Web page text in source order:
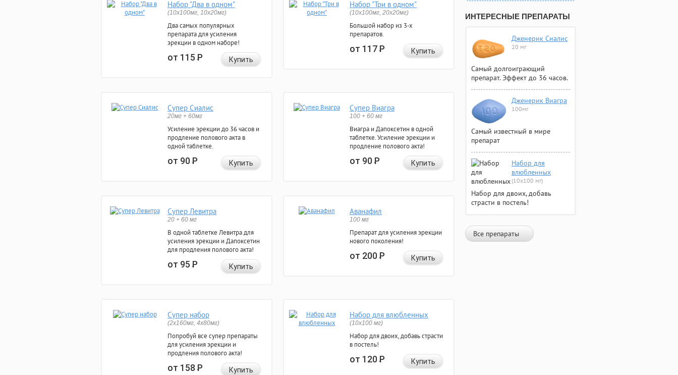
Набор "Два в одном"
(10x100мг, 10x20мг)
Два самых популярных
препарата для усиления
эрекции в одном наборе!
от 115Р Купить
Набор "Три в одном"
(10x100мг, 20x20мг)
Большой набор из 3-х
препаратов.
от 117Р Купить
Супер Сиалис
20мг + 60мг
Усиление эрекции до 36 часов и
продление полового акта в
одной таблетке.
от 90Р Купить
Супер Виагра
100 + 60 мг
Виагра и Дапоксетин в одной
таблетке. Усиление эрекции и
продление полового акта!
от 90Р Купить
Супер Левитра
20 + 60 мг
В одной таблетке Левитра для
усиления эрекции и Дапоксетин
для продления полового акта!
от 95Р Купить
Аванафил
100 мг
Препарат для усиления эрекции
нового поколения!
от 200Р Купить
Супер набор
(2х160мг, 4х80мг)
Попробуй все супер препараты
для усиления эрекции и
продления полового акта!
от 158Р Купить
Набор для влюбленных
(10х100 мг)
Набор для двоих, добавь страсти
в постель!
от 120Р Купить
ИНТЕРЕСНЫЕ ПРЕПАРАТЫ
Дженерик Сиалис
20 мг
Самый долгоиграющий
препарат. Эффект до 36 часов.
Дженерик Виагра
100мг
Самый известный в мире
препарат
Набор для
влюбленных
(10х100 мг)
Набор для двоих, добавь
страсти в постель!
Все препараты